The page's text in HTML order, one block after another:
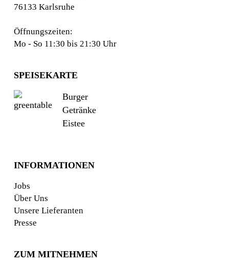
76133 Karlsruhe
Öffnungszeiten:
Mo - So 11:30 bis 21:30 Uhr
SPEISEKARTE
Burger
Getränke
Eistee
INFORMATIONEN
Jobs
Über Uns
Unsere Lieferanten
Presse
ZUM MITNEHMEN